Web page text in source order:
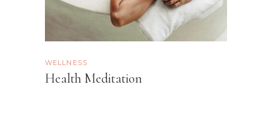
WELLNESS
Health Meditation